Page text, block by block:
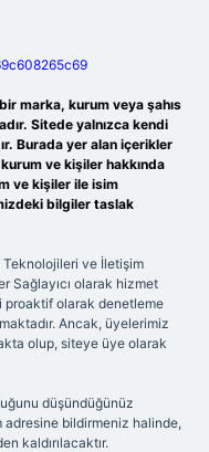
marka, kurum veya şahıs
Sitede yalnızca kendi
Burada yer alan içerikler
ve kişiler hakkında
ve kişiler ile isim
bilgiler taslak
Teknolojileri ve İletişim
Sağlayıcı olarak hizmet
proaktif olarak denetleme
Ancak, üyelerimiz
olup, siteye üye olarak
düşündüğünüz
adresine bildirmeniz halinde,
kaldırılacaktır.